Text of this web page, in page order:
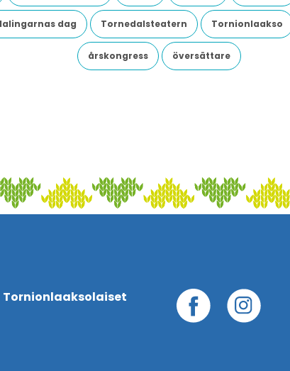
dag Tornedalsteatern Tornionlaakso
årskongress översättare
Tornionlaaksolaiset